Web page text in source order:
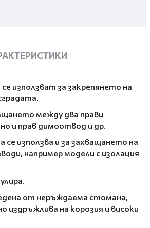
използват за закрепянето на
между два прави
и прав димоотвод и др.
се използва и за захващането на
например модели с изолация
от неръждаема стомана,
издръжлива на корозия и високи